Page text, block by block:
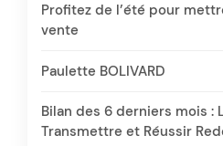
Profitez de l’été pour
vente
Paulette BOLIVARD
Bilan des 6 derniers mois :
Transmettre et Réussir